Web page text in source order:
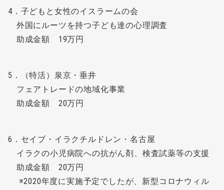
4．子どもと女性のイスラームの会
外国にルーツを持つ子ども達の心理調査
助成金額 19万円
5．（特活）泉京・垂井
フェアトレードの地域化事業
助成金額 20万円
6．セイブ・イラクチルドレン・名古屋
イラクの小児病院への抗がん剤、検査試薬等の支援
助成金額 20万円
※2020年度に実施予定でしたが、新型コロナウィル